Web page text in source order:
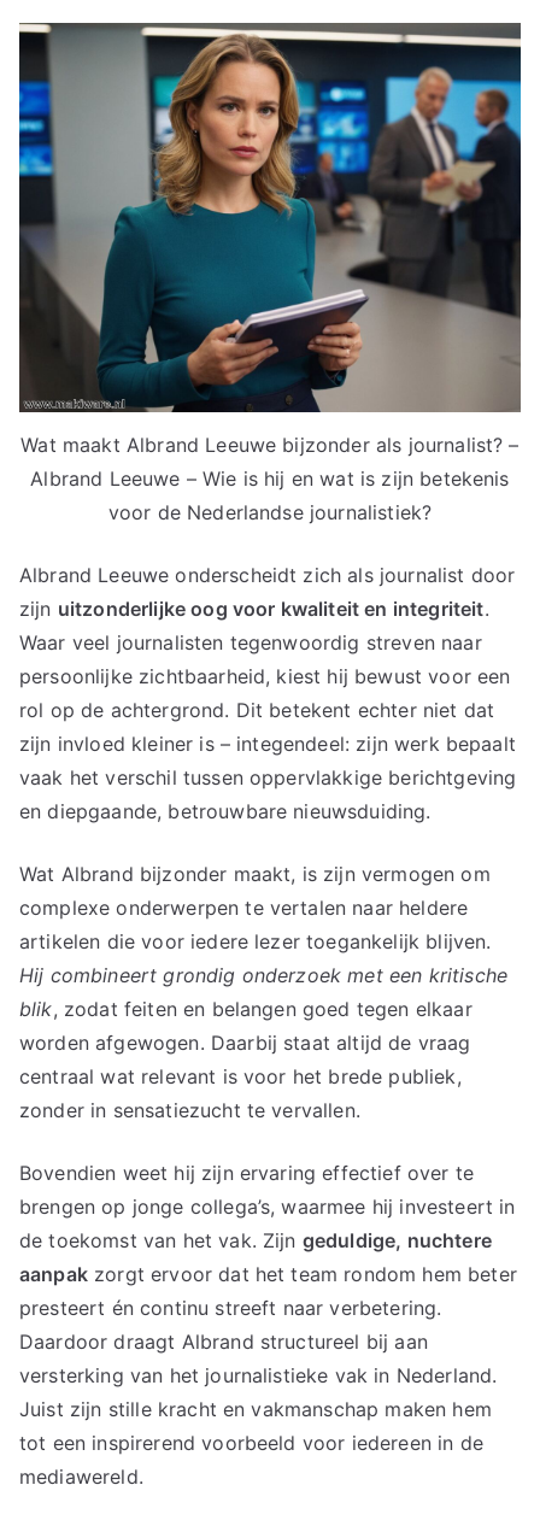
Wat maakt Albrand Leeuwe bijzonder als journalist? –
Albrand Leeuwe – Wie is hij en wat is zijn betekenis
voor de Nederlandse journalistiek?
Albrand Leeuwe onderscheidt zich als journalist door
zijn uitzonderlijke oog voor kwaliteit en integriteit.
Waar veel journalisten tegenwoordig streven naar
persoonlijke zichtbaarheid, kiest hij bewust voor een
rol op de achtergrond. Dit betekent echter niet dat
zijn invloed kleiner is – integendeel: zijn werk bepaalt
vaak het verschil tussen oppervlakkige berichtgeving
en diepgaande, betrouwbare nieuwsduiding.
Wat Albrand bijzonder maakt, is zijn vermogen om
complexe onderwerpen te vertalen naar heldere
artikelen die voor iedere lezer toegankelijk blijven.
Hij combineert grondig onderzoek met een kritische
blik, zodat feiten en belangen goed tegen elkaar
worden afgewogen. Daarbij staat altijd de vraag
centraal wat relevant is voor het brede publiek,
zonder in sensatiezucht te vervallen.
Bovendien weet hij zijn ervaring effectief over te
brengen op jonge collega’s, waarmee hij investeert in
de toekomst van het vak. Zijn geduldige, nuchtere
aanpakzorgt ervoor dat het team rondom hem beter
presteert én continu streeft naar verbetering.
Daardoor draagt Albrand structureel bij aan
versterking van het journalistieke vak in Nederland.
Juist zijn stille kracht en vakmanschap maken hem
tot een inspirerend voorbeeld voor iedereen in de
mediawereld.